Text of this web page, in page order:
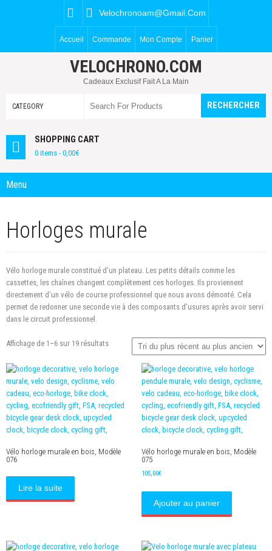
Velochronoam@gmail.com
Accueil Commande Mon Compte Panier
VELOCHRONO.COM
Cadeaux Exclusif Fait A La Main
SHOPPING CART
0 items - 0,00€
Menu
Horloges murale
Vélo horloge murale constitué d’un plateau. Les petits détails comme les
cassettes, les chaînes changent complètement ces horloges. Ils proviennent
directement d’un vélo de course professionnel que nous avons démonté. Cela
permet de redonner une seconde vie à des composants d’usures après avoir servi
dans le circuit professionnel.
Affichage de 1–6 sur 19 résultatsTrié
plus
récent
plus
ancien
Vélo horloge murale en bois, Modèle
076
Lire la suite
Vélo horloge murale en bois, Modèle
075
105,00€
Ajouter au panier